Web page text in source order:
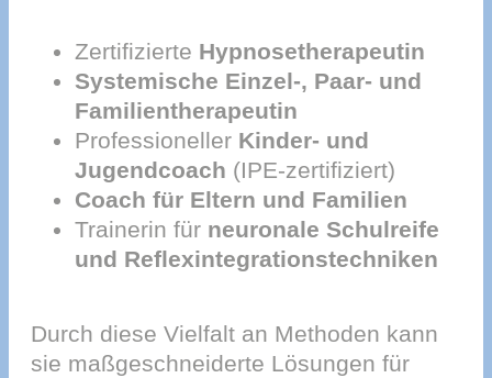
Zertifizierte Hypnosetherapeutin
Systemische Einzel-, Paar- und
Familientherapeutin
Professioneller Kinder- und
Jugendcoach (IPE-zertifiziert)
Coach für Eltern und Familien
Trainerin für neuronale Schulreife
und Reflexintegrationstechniken
Durch diese Vielfalt an Methoden kann
sie maßgeschneiderte Lösungen für